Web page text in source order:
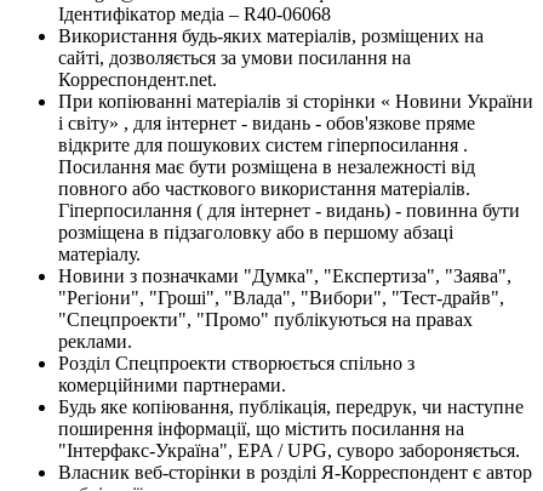
Ідентифікатор медіа – R40-06068
Використання будь-яких матеріалів, розміщених на
сайті, дозволяється за умови посилання на
Корреспондент.net.
При копіюванні матеріалів зі сторінки « Новини України
і світу» , для інтернет - видань - обов'язкове пряме
відкрите для пошукових систем гіперпосилання .
Посилання має бути розміщена в незалежності від
повного або часткового використання матеріалів.
Гіперпосилання ( для інтернет - видань) - повинна бути
розміщена в підзаголовку або в першому абзаці
матеріалу.
Новини з позначками "Думка", "Експертиза", "Заява",
"Регіони", "Гроші", "Влада", "Вибори", "Тест-драйв",
"Спецпроекти", "Промо" публікуються на правах
реклами.
Розділ Спецпроекти створюється спільно з
комерційними партнерами.
Будь яке копіювання, публікація, передрук, чи наступне
поширення інформації, що містить посилання на
"Інтерфакс-Україна", EPA / UPG, суворо забороняється.
Власник веб-сторінки в розділі Я-Корреспондент є автор